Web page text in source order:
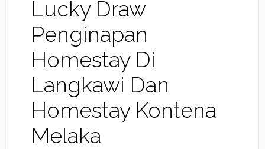
Lucky Draw
Penginapan
Homestay Di
Langkawi Dan
Homestay Kontena
Melaka